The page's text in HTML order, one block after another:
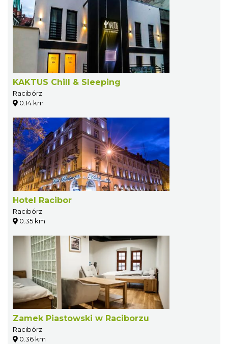
KAKTUS Chill & Sleeping
Racibórz
0.14 km
Hotel Racibor
Racibórz
0.35 km
Zamek Piastowski w Raciborzu
Racibórz
0.36 km